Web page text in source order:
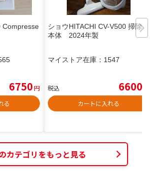
Compresse
6750円
る
ショウHITACHI CV-V500 掃除機
本体 2024年製
マイストア在庫： 1547
税込 6600
カートに入れる
カテゴリをもっと見る